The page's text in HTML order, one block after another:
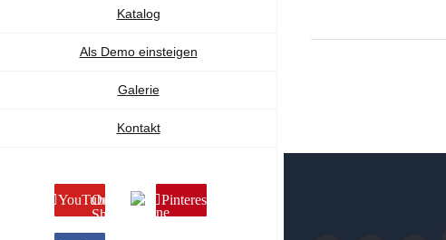
Katalog
Als Demo einsteigen
Galerie
Kontakt
YouTubeOnline
Shop
Pinterest